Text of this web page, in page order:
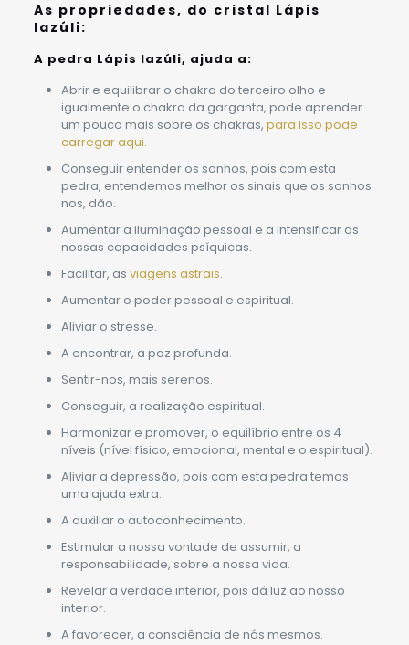
As propriedades, do cristal Lápis
lazúli:
A pedra Lápis lazúli, ajuda a:
Abrir e equilibrar o chakra do terceiro olho e
igualmente o chakra da garganta, pode aprender
um pouco mais sobre os chakras, para isso pode
carregar aqui.
Conseguir entender os sonhos, pois com esta
pedra, entendemos melhor os sinais que os sonhos
nos, dão.
Aumentar a iluminação pessoal e a intensificar as
nossas capacidades psíquicas.
Facilitar, as viagens astrais.
Aumentar o poder pessoal e espiritual.
Aliviar o stresse.
A encontrar, a paz profunda.
Sentir-nos, mais serenos.
Conseguir, a realização espiritual.
Harmonizar e promover, o equilíbrio entre os 4
níveis (nível físico, emocional, mental e o espiritual).
Aliviar a depressão, pois com esta pedra temos
uma ajuda extra.
A auxiliar o autoconhecimento.
Estimular a nossa vontade de assumir, a
responsabilidade, sobre a nossa vida.
Revelar a verdade interior, pois dá luz ao nosso
interior.
A favorecer, a consciência de nós mesmos.